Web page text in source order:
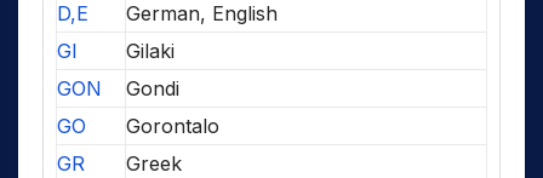
D,E
German, English
GI
Gilaki
GON
Gondi
GO
Gorontalo
GR
Greek